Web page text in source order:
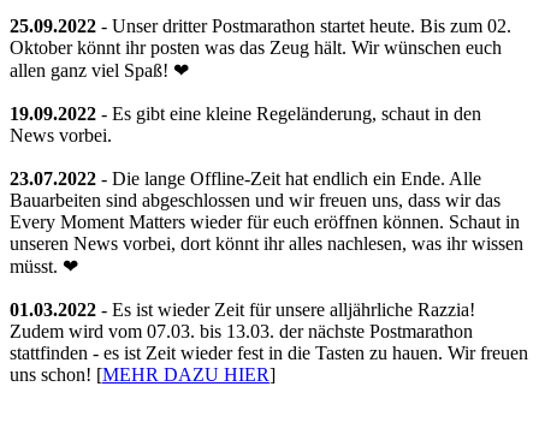
25.09.2022 - Unser dritter Postmarathon startet heute. Bis zum 02.
Oktober könnt ihr posten was das Zeug hält. Wir wünschen euch
allen ganz viel Spaß! ❤
19.09.2022 - Es gibt eine kleine Regeländerung, schaut in den
News vorbei.
23.07.2022 - Die lange Offline-Zeit hat endlich ein Ende. Alle
Bauarbeiten sind abgeschlossen und wir freuen uns, dass wir das
Every Moment Matters wieder für euch eröffnen können. Schaut in
unseren News vorbei, dort könnt ihr alles nachlesen, was ihr wissen
müsst. ❤
01.03.2022 - Es ist wieder Zeit für unsere alljährliche Razzia!
Zudem wird vom 07.03. bis 13.03. der nächste Postmarathon
stattfinden - es ist Zeit wieder fest in die Tasten zu hauen. Wir freuen
uns schon! [MEHR DAZU HIER]